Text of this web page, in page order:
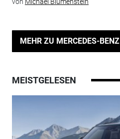
MEHR ZU MERCEDES-BENZ
MEISTGELESEN